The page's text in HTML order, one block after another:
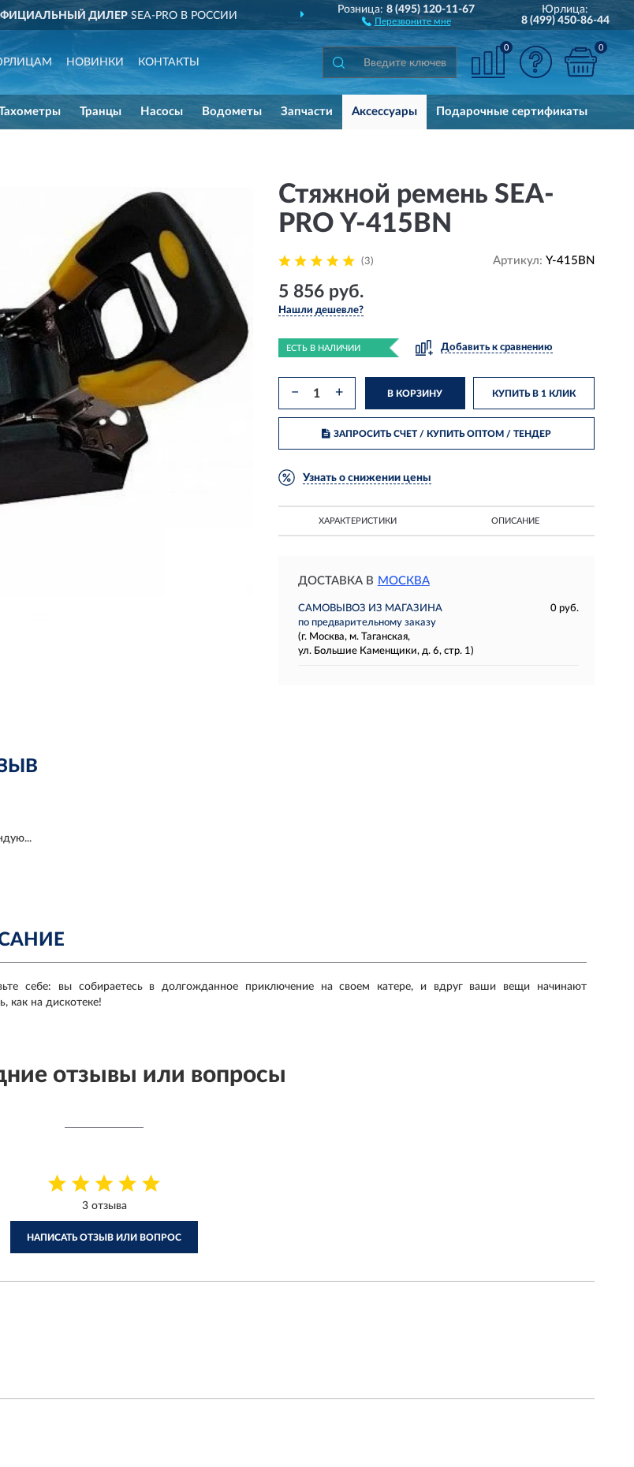
ДИЛЕРSEA-PRO В РОССИИ ДОСТАВИМ ПО ВСЕЙ РОССИИ
Розница:8 (495) 120-11-67
Перезвоните мне
Юрлица:
8 (499) 450-86-44
НОВИНКИ КОНТАКТЫ
0 0
Транцы Насосы Водометы Запчасти Аксессуары Подарочные сертификаты
Стяжной ремень SEA-
PRO Y-415BN
(3) Артикул: Y-415BN
5 856 руб.
Нашли дешевле?
ЕСТЬ В НАЛИЧИИ Добавить к сравнению
− + В КОРЗИНУ КУПИТЬ В 1 КЛИК
ЗАПРОСИТЬ СЧЕТ / КУПИТЬ ОПТОМ/ ТЕНДЕР
Узнать о снижении цены
ХАРАКТЕРИСТИКИ ОПИСАНИЕ
ДОСТАВКА В МОСКВА
САМОВЫВОЗ ИЗ МАГАЗИНА
0 руб.
по предварительному заказу
(г. Москва, м. Таганская,
ул. Большие Каменщики, д. 6, стр. 1)
себе: вы собираетесь в долгожданное приключение на своем катере, и вдруг ваши вещи начинают
как на дискотеке!
отзывы или вопросы
3 отзыва
НАПИСАТЬ ОТЗЫВ ИЛИ ВОПРОС